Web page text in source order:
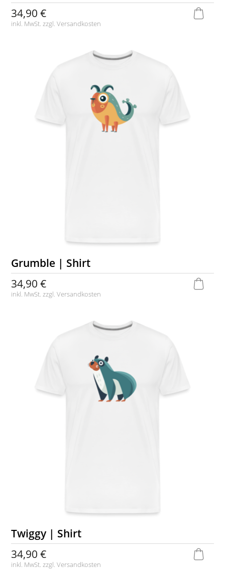
34,90 €
inkl. MwSt. zzgl.Versandkosten
Grumble | Shirt
34,90 €
inkl. MwSt. zzgl.Versandkosten
Twiggy | Shirt
34,90 €
inkl. MwSt. zzgl.Versandkosten